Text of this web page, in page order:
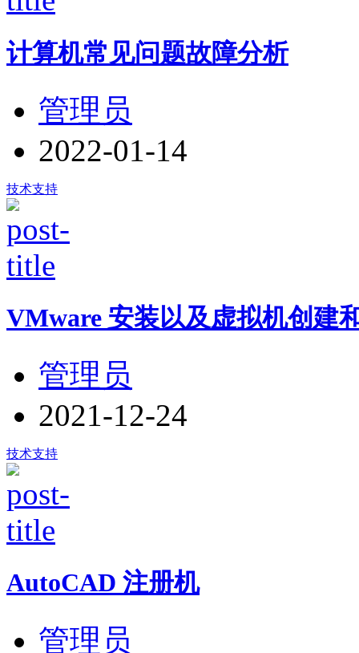
计算机常见问题故障分析
管理员
2022-01-14
技术支持
VMware 安装以及虚拟机创建
管理员
2021-12-24
技术支持
AutoCAD 注册机
管理员